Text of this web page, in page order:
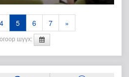
4 5 6 7 »
шүүх: